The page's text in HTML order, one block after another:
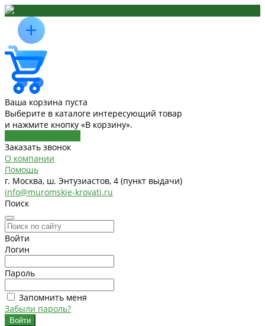
Ваша корзина пуста
Выберите в каталоге интересующий товар
и нажмите кнопку «В корзину».
Заказать звонок
О компании
Помощь
г. Москва, ш. Энтузиастов, 4 (пункт выдачи)
info@muromskie-krovati.ru
Поиск
Войти
Логин
Пароль
Запомнить меня
Забыли пароль?